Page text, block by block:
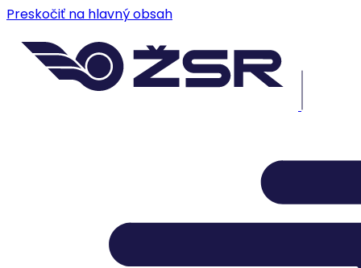
Preskočiť na hlavný obsah